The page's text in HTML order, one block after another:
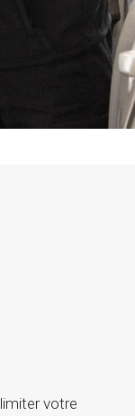
votre